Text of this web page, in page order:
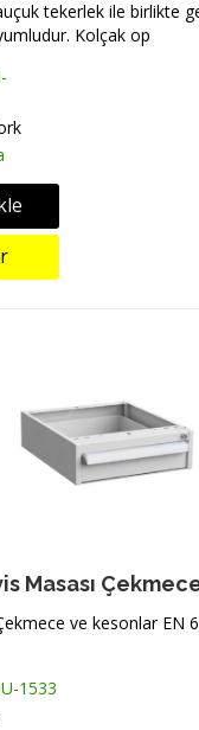
tekerlek ile birlikte
Kolçak op
Masası
ve kesonlar EN
1533